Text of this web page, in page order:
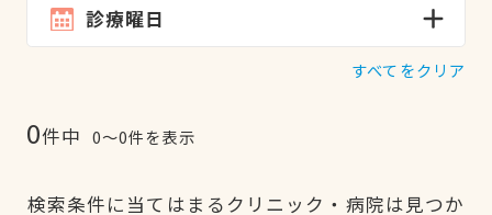
診療曜日
すべてをクリア
0件中 0〜0件を表示
検索条件に当てはまるクリニック・病院は見つか